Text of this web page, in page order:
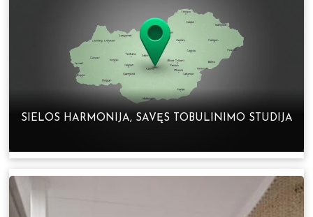
SIELOS HARMONIJA, SAVĘS TOBULINIMO STUDIJA